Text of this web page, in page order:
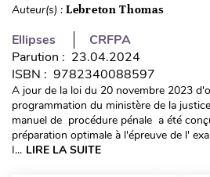
Auteur(s) : Lebreton Thomas
Ellipses
CRFPA
Parution : 23.04.2024
ISBN : 9782340088597
A jour de la loi du 20 novembre 2023
programmation du ministère de la
manuel de procédure pénale a été
préparation optimale à l'épreuve de l'
I... LIRE LA SUITE